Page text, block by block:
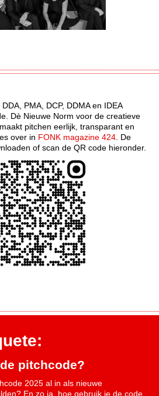
PMA, DCP, DDMA en IDEA
Dè Nieuwe Norm voor de creatieve
pitchen eerlijk, transparant en
over in FONK magazine 424 . De
of scan de QR code hieronder.
pitchcode?
2025 al in als nieuwe
En zo ja, hoe gebruik je de code